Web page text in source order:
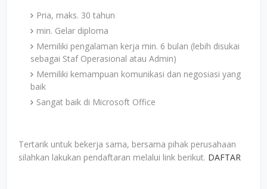
Pria, maks. 30 tahun
min. Gelar diploma
Memiliki pengalaman kerja min. 6 bulan (lebih disukai
sebagai Staf Operasional atau Admin)
Memiliki kemampuan komunikasi dan negosiasi yang
baik
Sangat baik di Microsoft Office
Tertarik untuk bekerja sama, bersama pihak perusahaan
silahkan lakukan pendaftaran melalui link berikut. DAFTAR